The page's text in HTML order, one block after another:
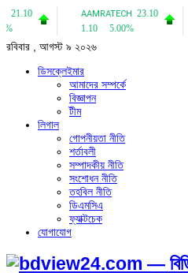
রবিবার , আগস্ট ৯ ২০২৬
ডিসক্লেইমার
আমাদের সম্পর্কে
বিজ্ঞাপন
টীম
লিগাল
গোপনীয়তা নীতি
শর্তাবলী
সম্পাদকীয় নীতি
সংশোধন নীতি
তহবিল নীতি
ডিএমসিএ
ফ্যাক্টচেক
যোগাযোগ